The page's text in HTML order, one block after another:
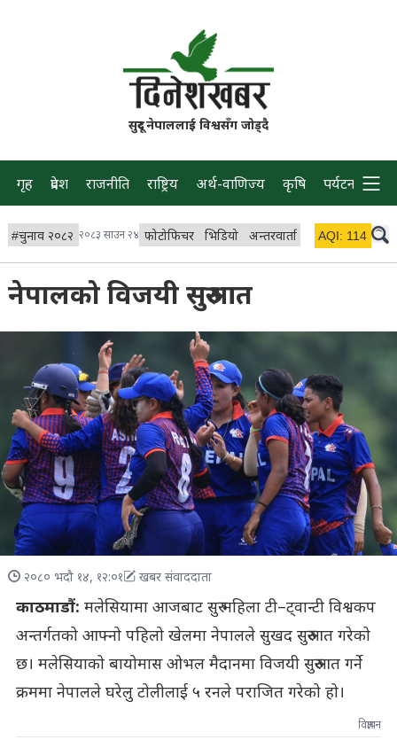
सुदूर नेपाललाई विश्वसँग जोड्दै
गृह प्रदेश राजनीति राष्ट्रिय अर्थ-वाणिज्य कृषि पर्यटन प्रवास
#चुनाव २०८२ २०८३ साउन २४ फोटोफिचर भिडियो अन्तरवार्ता विचार/ब्लग
AQI: 114
नेपालको विजयी सुरुआत
२०८० भदौ १४, १२:०१ खबर संवाददाता
काठमाडौं: मलेसियामा आजबाट सुरु महिला टी–ट्वान्टी विश्वकप
अन्तर्गतको आफ्नो पहिलो खेलमा नेपालले सुखद सुरुआत गरेको
छ। मलेसियाको बायोमास ओभल मैदानमा विजयी सुरुआत गर्ने
क्रममा नेपालले घरेलु टोलीलाई ५ रनले पराजित गरेको हो।
विज्ञापन